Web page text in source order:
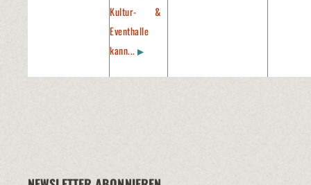
Kultur- &
Eventhalle
kann...